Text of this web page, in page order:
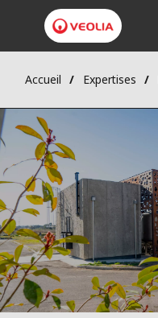
Accueil Expertises